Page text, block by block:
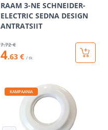
RAAM 3-NE SCHNEIDER-
ELECTRIC SEDNA DESIGN
ANTRATSIIT
7.72 €
4.63 € / tk
KAMPAANIA